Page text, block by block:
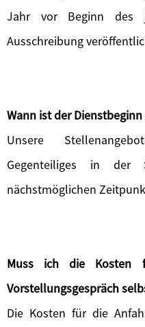
Jahr vor Beginn des
Ausschreibung
Wann ist der
Unsere
Gegenteiliges in der
nächstmöglichen
Muss ich die Kosten
Vorstellungsgespräch
Die Kosten für die